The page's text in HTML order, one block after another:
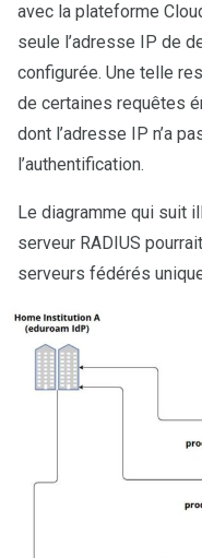
avec la plateforme
seule l’adresse IP de
configurée. Une telle
de certaines requêtes
dont l’adresse IP n’a
l’authentification.
Le diagramme qui suit
serveur RADIUS
serveurs fédérés